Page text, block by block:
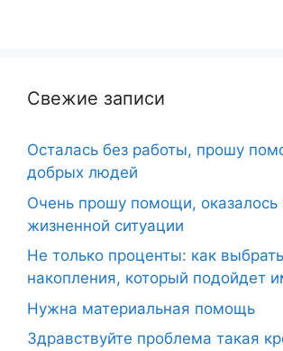
Свежие записи
Осталась без работы, прошу
добрых людей
Очень прошу помощи, оказалось
жизненной ситуации
Не только проценты: как
накопления, который подойдет
Нужна материальная помощь
Здравствуйте проблема такая